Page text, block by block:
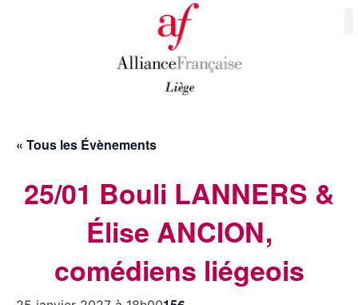
« Tous les Évènements
25/01 Bouli LANNERS &
Élise ANCION,
comédiens liégeois